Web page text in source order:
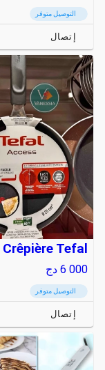
التوصيل متوفر
إتصال
Crêpière Tefal
6 000 دج
التوصيل متوفر
إتصال